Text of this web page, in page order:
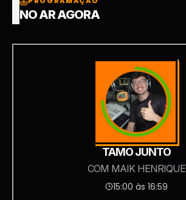
NO AR AGORA
TAMO JUNTO
COM MAIK HENRIQUE
15:00 às 16:59